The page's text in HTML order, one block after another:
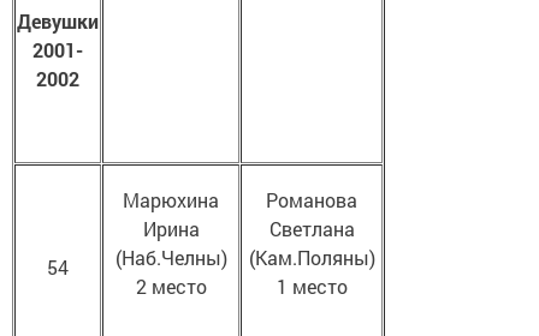
Девушки
2001-
2002
54
Марюхина
Ирина
(Наб.Челны)
2 место
Романова
Светлана
(Кам.Поляны)
1 место